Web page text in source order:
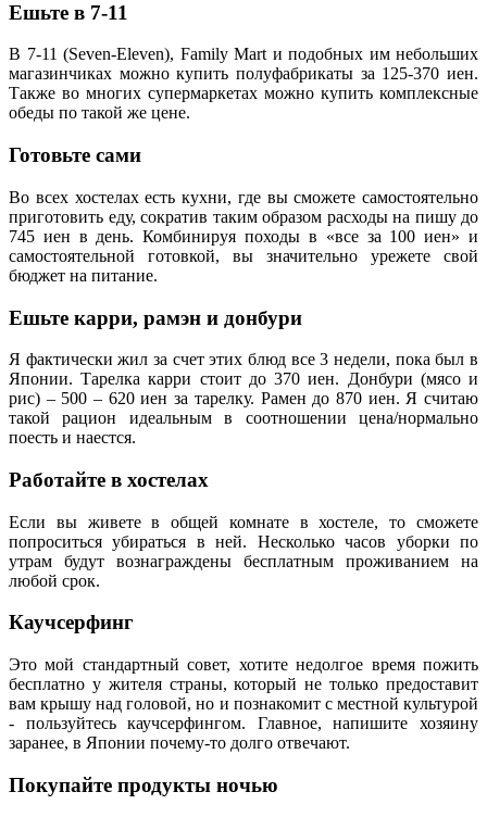
Ешьте в 7-11
В 7-11 (Seven-Eleven), Family Mart и подобных им небольших
магазинчиках можно купить полуфабрикаты за 125-370 иен.
Также во многих супермаркетах можно купить комплексные
обеды по такой же цене.
Готовьте сами
Во всех хостелах есть кухни, где вы сможете самостоятельно
приготовить еду, сократив таким образом расходы на пишу до
745 иен в день. Комбинируя походы в «все за 100 иен» и
самостоятельной готовкой, вы значительно урежете свой
бюджет на питание.
Ешьте карри, рамэн и донбури
Я фактически жил за счет этих блюд все 3 недели, пока был в
Японии. Тарелка карри стоит до 370 иен. Донбури (мясо и
рис) – 500 – 620 иен за тарелку. Рамен до 870 иен. Я считаю
такой рацион идеальным в соотношении цена/нормально
поесть и наестся.
Работайте в хостелах
Если вы живете в общей комнате в хостеле, то сможете
попроситься убираться в ней. Несколько часов уборки по
утрам будут вознаграждены бесплатным проживанием на
любой срок.
Каучсерфинг
Это мой стандартный совет, хотите недолгое время пожить
бесплатно у жителя страны, который не только предоставит
вам крышу над головой, но и познакомит с местной культурой
- пользуйтесь каучсерфингом. Главное, напишите хозяину
заранее, в Японии почему-то долго отвечают.
Покупайте продукты ночью